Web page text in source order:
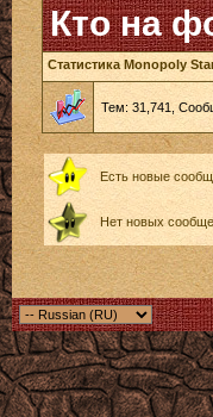
Кто на
Статистика Monopoly
Тем: 31,741,
Есть новые
Нет новых